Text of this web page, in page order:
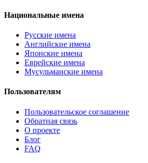
Национальные имена
Русские имена
Английские имена
Японские имена
Еврейские имена
Мусульманские имена
Пользователям
Пользовательское соглашение
Обратная связь
О проекте
Блог
FAQ